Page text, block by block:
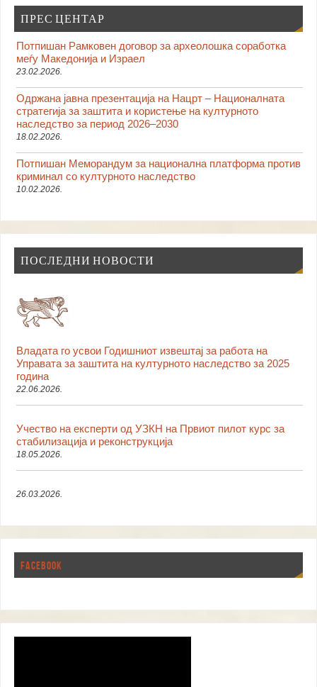
ПРЕС ЦЕНТАР
Потпишан Рамковен договор за археолошка соработка
меѓу Македонија и Израел
23.02.2026.
Одржана јавна презентација на Нацрт – Националната
стратегија за заштита и користење на културното
наследство за период 2026–2030
18.02.2026.
Потпишан Меморандум за национална платформа против
криминал со културното наследство
10.02.2026.
ПОСЛЕДНИ НОВОСТИ
Владата го усвои Годишниот извештај за работа на
Управата за заштита на културното наследство за 2025
година
22.06.2026.
Учество на експерти од УЗКН на Првиот пилот курс за
стабилизација и реконструкција
18.05.2026.
26.03.2026.
FACEBOOK